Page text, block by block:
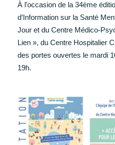
À l’occasion de la 34ème
d’Information sur la Santé
Jour et du Centre Médico-
Lien », du Centre Hospitalier
des portes ouvertes le mardi
19h.